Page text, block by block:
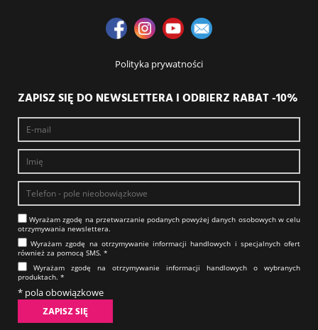
Polityka prywatności
ZAPISZ SIĘ DO NEWSLETTERA I ODBIERZ RABAT -10%
Wyrażam zgodę na prze­twa­rza­nie po­da­nych powyżej danych osobowych w celu
otrzy­my­wa­nia new­slet­tera.​​​​​​​
Wyrażam zgodę na otrzy­my­wa­nie in­for­ma­cji han­dlo­wych i specjalnych ofert
również za pomocą SMS.​​​​​​​ *
Wyrażam zgodę na otrzy­my­wa­nie in­for­ma­cji han­dlo­wych o wybranych
produktach.​​​​​​​ *
* pola obowiązkowe